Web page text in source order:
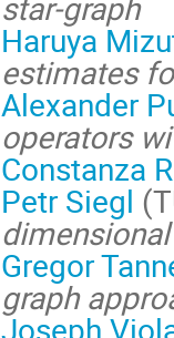
Haruya
estimates
Alexander
operators
Constanza
Petr Siegl
Gregor
graph
Joseph